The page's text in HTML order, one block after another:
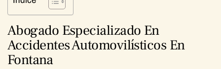
Abogado Especializado En
Accidentes Automovilísticos En
Fontana